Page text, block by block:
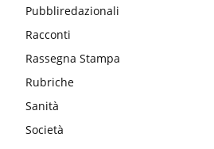
Pubbliredazionali
Racconti
Rassegna Stampa
Rubriche
Sanità
Società